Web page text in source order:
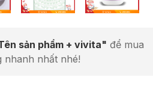
sản phẩm + vivita" để mua
nhanh nhất nhé!